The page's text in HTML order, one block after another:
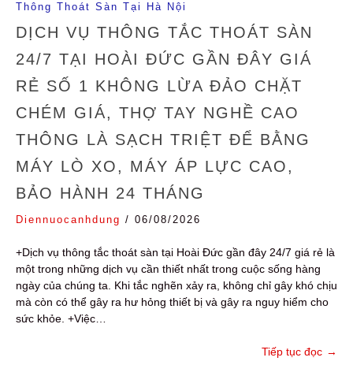
Thông Thoát Sàn Tại Hà Nội
DỊCH VỤ THÔNG TẮC THOÁT SÀN
24/7 TẠI HOÀI ĐỨC GẦN ĐÂY GIÁ
RẺ SỐ 1 KHÔNG LỪA ĐẢO CHẶT
CHÉM GIÁ, THỢ TAY NGHỀ CAO
THÔNG LÀ SẠCH TRIỆT ĐỂ BẰNG
MÁY LÒ XO, MÁY ÁP LỰC CAO,
BẢO HÀNH 24 THÁNG
Diennuocanhdung / 06/08/2026
+Dịch vụ thông tắc thoát sàn tại Hoài Đức gần đây 24/7 giá rẻ là
một trong những dịch vụ cần thiết nhất trong cuộc sống hàng
ngày của chúng ta. Khi tắc nghẽn xảy ra, không chỉ gây khó chịu
mà còn có thể gây ra hư hỏng thiết bị và gây ra nguy hiểm cho
sức khỏe. +Việc…
Tiếp tục đọc →